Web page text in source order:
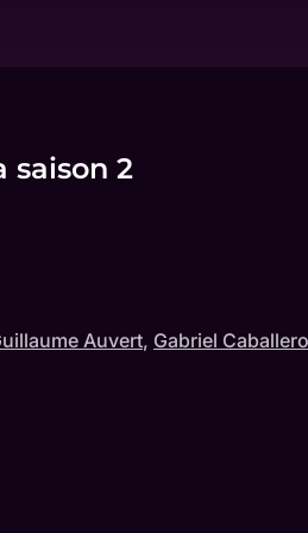
saison 2
Auvert, Gabriel Caballero